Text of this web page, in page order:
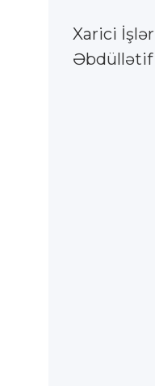
Xarici
Əbdüllətif